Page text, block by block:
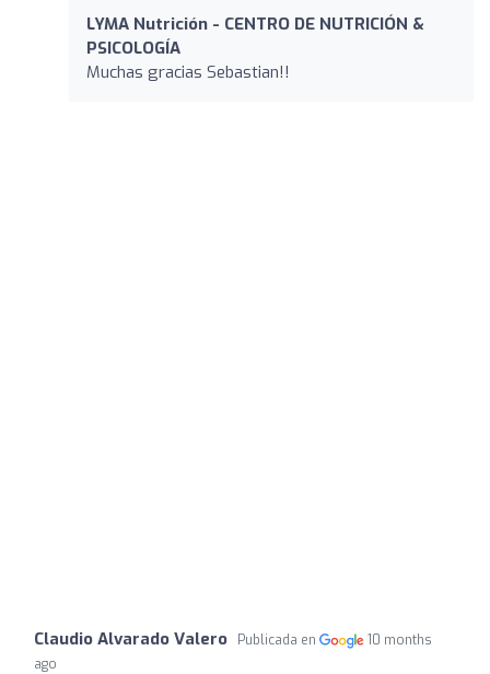
LYMA Nutrición - CENTRO DE NUTRICIÓN &
PSICOLOGÍA
Muchas gracias Sebastian!!
Claudio Alvarado Valero Publicada en
10 months
ago